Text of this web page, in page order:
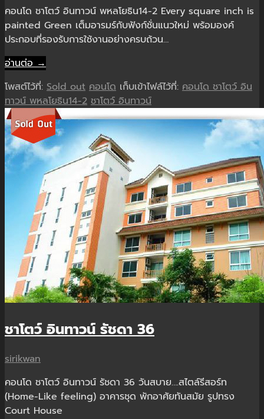
คอนโด ชาโตว์ อินทาวน์ พหลโยธิน14-2 Every square inch is
painted Green เต็มอารมร์กับฟังก์ชั่นแนวใหม่ พร้อมองค์
ประกอบที่รองรับการใช้งานอย่างครบถ้วน…
อ่านต่อ →
โพสต์ไว้ที่: Sold out คอนโด เก็บเข้าไฟล์ไว้ที่: คอนโด ชาโตว์ อิน
ทาวน์ พหลโยธิน14-2 ชาโตว์ อินทาวน์
ชาโตว์ อินทาวน์ รัชดา 36
sirikwan
คอนโด ชาโตว์ อินทาวน์ รัชดา 36 วันสบาย….สไตล์รีสอร์ท
(Home-Like feeling) อาคารชุด พักอาศัยทันสมัย รูปทรง
Court House